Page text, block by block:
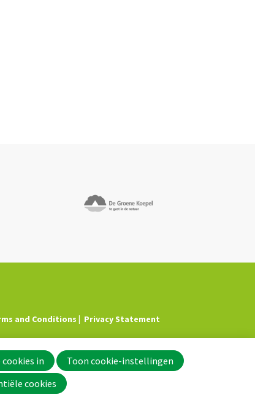
and Conditions Privacy Statement
in
Toon cookie-instellingen
cookies